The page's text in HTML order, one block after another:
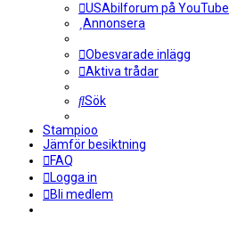
USAbilforum på YouTube
Annonsera
Obesvarade inlägg
Aktiva trådar
Sök
Stampioo
Jämför besiktning
FAQ
Logga in
Bli medlem